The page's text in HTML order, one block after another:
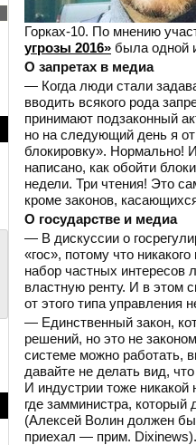
Горках-10. По мнению
угрозы 2016» была одной
О запретах в медиа
— Когда люди стали
вводить всякого рода
принимают подзаконный
но на следующий день я
блокировку». Нормально!
написано, как обойти
недели. Три чтения! Это
кроме законов,
О государстве и медиа
— В дискуссии о
«гос», потому что
набор частных интересов
властную ренту. И в этом
от этого типа управления
— Единственный закон,
решений, но это не
системе можно работать,
давайте не делать вид,
И индустрии тоже никакой
где замминистра, который
(Алексей Волин должен
приехал — прим. Dixinews).